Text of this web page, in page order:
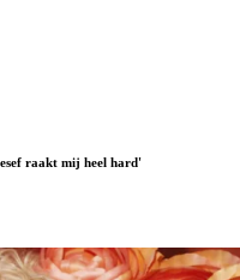
raakt mij heel hard'